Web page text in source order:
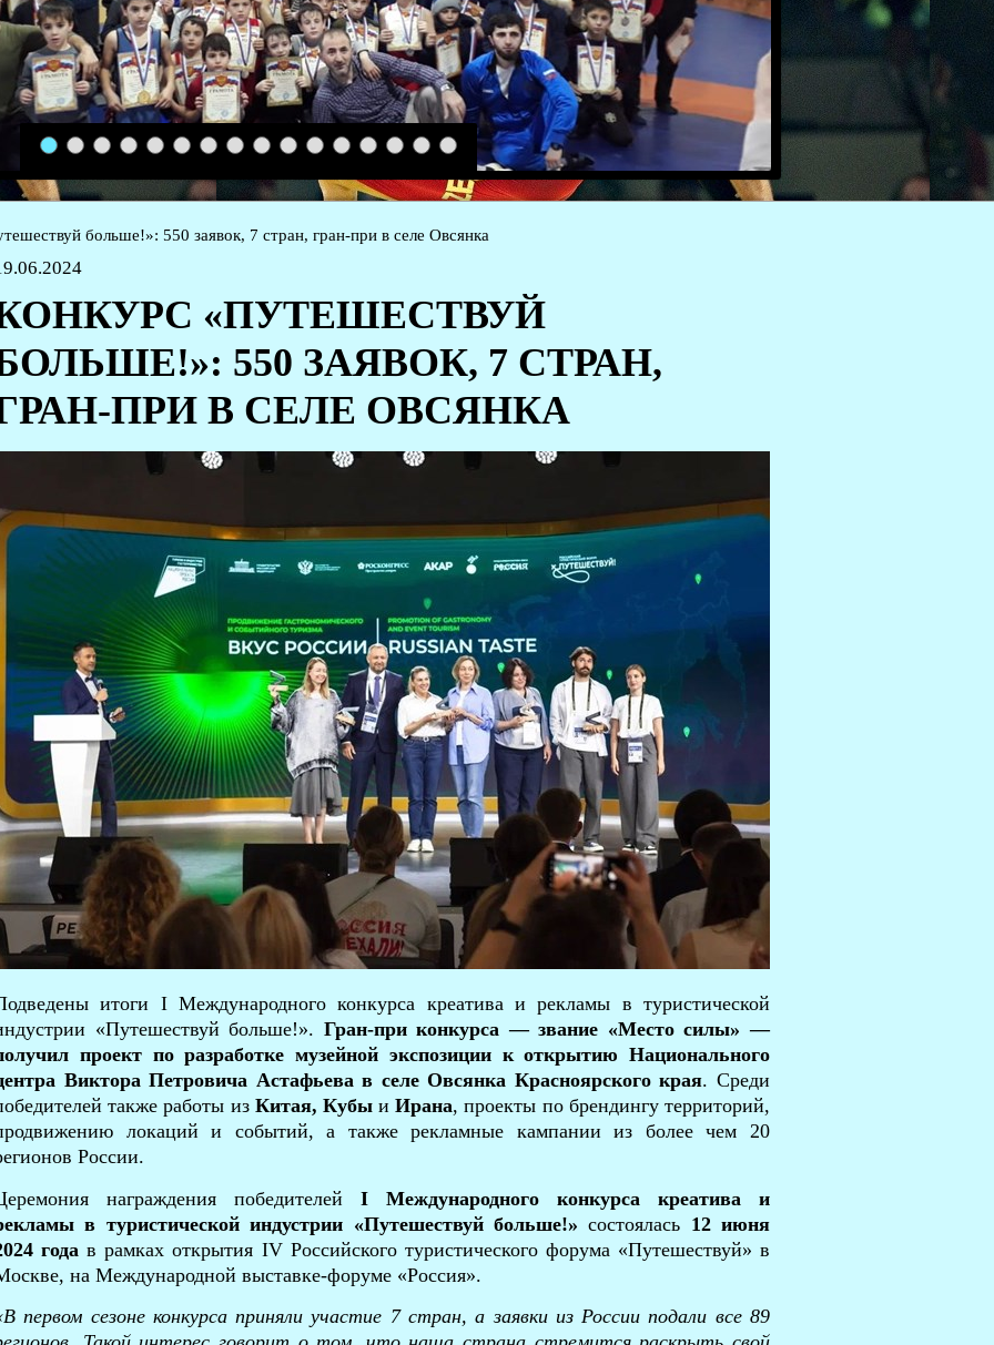
1 2 3 4 5 6 7 8 9 10 11 12 13 14 15 16
больше!»: 550 заявок, 7 стран, гран-при в селе Овсянка
«ПУТЕШЕСТВУЙ
550 ЗАЯВОК, 7 СТРАН,
ПРИ В СЕЛЕ ОВСЯНКА
итоги I Международного конкурса креатива и рекламы в туристической
«Путешествуй больше!». Гран-при конкурса — звание «Место силы» —
проект по разработке музейной экспозиции к открытию Национального
Виктора Петровича Астафьева в селе Овсянка Красноярского края. Среди
также работы из Китая, Кубыи Ирана, проекты по брендингу территорий,
локаций и событий, а также рекламные кампании из более чем 20
России.
награждения победителей I Международного конкурса креатива и
в туристической индустрии «Путешествуй больше!» состоялась 12 июня
года в рамках открытия IV Российского туристического форума «Путешествуй» в
на Международной выставке-форуме «Россия».
первом сезоне конкурса приняли участие 7 стран, а заявки из России подали все 89